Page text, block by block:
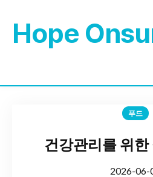
Hope
푸드
건강관리를 위
2026-06-